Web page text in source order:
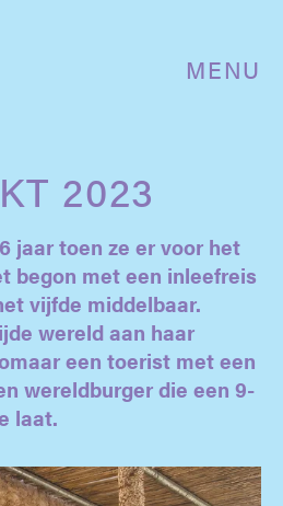
MENU
2023
jaar toen ze er voor het
begon met een inleefreis
vijfde middelbaar.
wereld aan haar
een toerist met een
wereldburger die een 9-
laat.